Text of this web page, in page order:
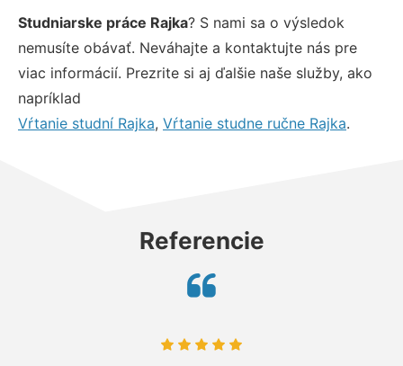
Studniarske práce Rajka? S nami sa o výsledok
nemusíte obávať. Neváhajte a kontaktujte nás pre
viac informácií. Prezrite si aj ďalšie naše služby, ako
napríklad
Vŕtanie studní Rajka, Vŕtanie studne ručne Rajka.
Referencie